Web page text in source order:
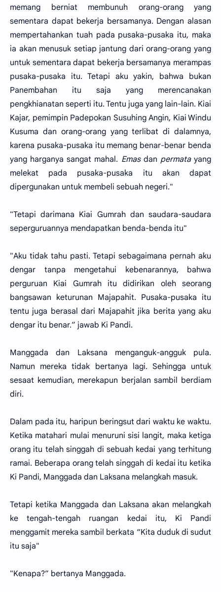
memang berniat membunuh orang-orang yang
sementara dapat bekerja bersamanya. Dengan alasan
mempertahankan tuah pada pusaka-pusaka itu, maka
ia akan menusuk setiap jantung dari orang-orang yang
untuk sementara dapat bekerja bersamanya merampas
pusaka-pusaka itu. Tetapi aku yakin, bahwa bukan
Panembahan itu saja yang merencanakan
pengkhianatan seperti itu. Tentu juga yang lain-lain. Kiai
Kajar, pemimpin Padepokan Susuhing Angin, Kiai Windu
Kusuma dan orang-orang yang terlibat di dalamnya,
karena pusaka-pusaka itu memang benar-benar benda
yang harganya sangat mahal. Emasdan permatayang
melekat pada pusaka-pusaka itu akan dapat
dipergunakan untuk membeli sebuah negeri."
"Tetapi darimana Kiai Gumrah dan saudara-saudara
seperguruannya mendapatkan benda-benda itu"
"Aku tidak tahu pasti. Tetapi sebagaimana pernah aku
dengar tanpa mengetahui kebenarannya, bahwa
perguruan Kiai Gumrah itu didirikan oleh seorang
bangsawan keturunan Majapahit. Pusaka-pusaka itu
tentu juga berasal dari Majapahit jika berita yang aku
dengar itu benar.” jawab Ki Pandi.
Manggada dan Laksana menganguk-angguk pula.
Namun mereka tidak bertanya lagi. Sehingga untuk
sesaat kemudian, merekapun berjalan sambil berdiam
diri.
Dalam pada itu, haripun beringsut dari waktu ke waktu.
Ketika matahari mulai menuruni sisi langit, maka ketiga
orang itu telah singgah di sebuah kedai yang terhitung
ramai. Beberapa orang telah singgah di kedai itu ketika
Ki Pandi, Manggada dan Laksana melangkah masuk.
Tetapi ketika Manggada dan Laksana akan melangkah
ke tengah-tengah ruangan kedai itu, Ki Pandi
menggamit mereka sambil berkata “Kita duduk di sudut
itu saja"
"Kenapa?” bertanya Manggada.